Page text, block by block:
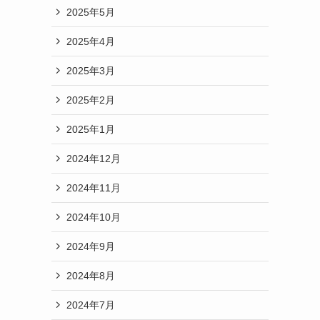
2025年5月
2025年4月
2025年3月
2025年2月
2025年1月
2024年12月
2024年11月
2024年10月
2024年9月
2024年8月
2024年7月